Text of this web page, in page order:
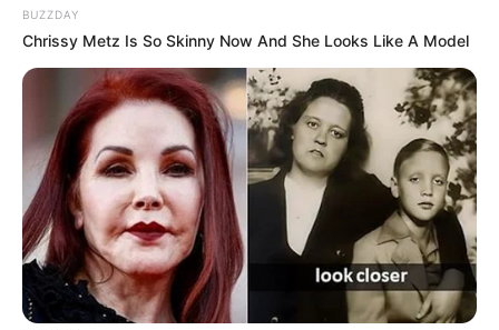
(foto: pinterest)
7. Memakai jaket denim selalu membuat penampilan
makinstand out. Apalagi dengansneakers
kece, cocok
untuk tampilan boyish style
BUZZDAY
Chrissy Metz Is So Skinny Now And She Looks Like A Model